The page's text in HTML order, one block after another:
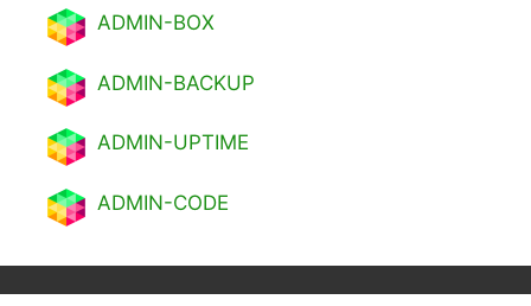
ADMIN-BOX
ADMIN-BACKUP
ADMIN-UPTIME
ADMIN-CODE